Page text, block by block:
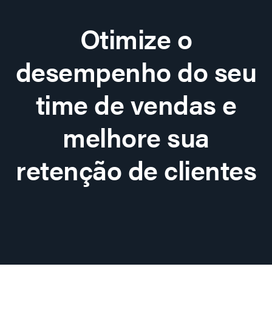
Otimize o
desempenho do seu
time de vendas e
melhore sua
retenção de clientes